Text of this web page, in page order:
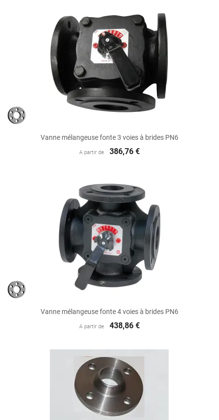
Vanne mélangeuse fonte 3 voies à brides PN6
A partir de 386,76 €
Vanne mélangeuse fonte 4 voies à brides PN6
A partir de 438,86 €